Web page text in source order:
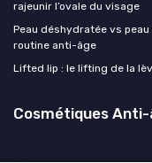
rajeunir l’ovale du visage
Peau déshydratée vs
routine anti-âge
Lifted lip : le lifting de la
Cosmétiques Anti-